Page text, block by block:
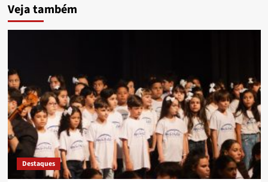
Veja também
Destaques